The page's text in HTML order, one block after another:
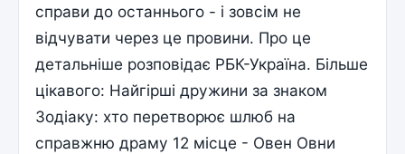
справи до останнього - і зовсім не
відчувати через це провини. Про це
детальніше розповідає РБК-Україна. Більше
цікавого: Найгірші дружини за знаком
Зодіаку: хто перетворює шлюб на
справжню драму 12 місце - Овен Овни